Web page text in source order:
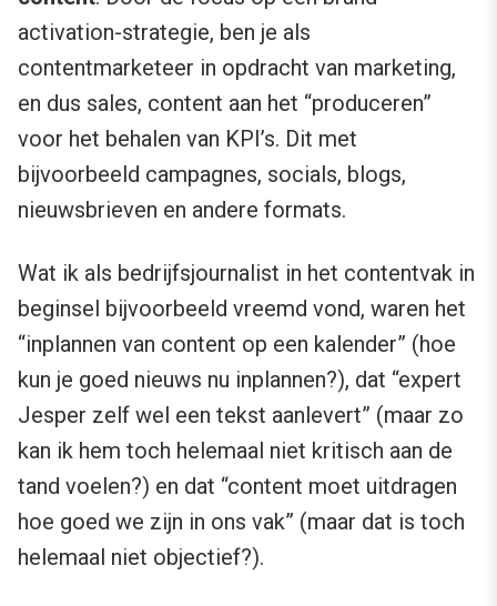
activation-strategie, ben je als
contentmarketeer in opdracht van marketing,
en dus sales, content aan het “produceren”
voor het behalen van KPI’s. Dit met
bijvoorbeeld campagnes, socials, blogs,
nieuwsbrieven en andere formats.
Wat ik als bedrijfsjournalist in het contentvak in
beginsel bijvoorbeeld vreemd vond, waren het
“inplannen van content op een kalender” (hoe
kun je goed nieuws nu inplannen?), dat “expert
Jesper zelf wel een tekst aanlevert” (maar zo
kan ik hem toch helemaal niet kritisch aan de
tand voelen?) en dat “content moet uitdragen
hoe goed we zijn in ons vak” (maar dat is toch
helemaal niet objectief?).